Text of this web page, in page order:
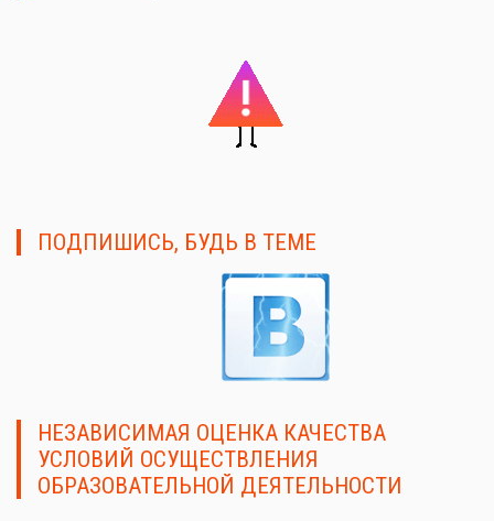
ПОДПИШИСЬ, БУДЬ В ТЕМЕ
НЕЗАВИСИМАЯ ОЦЕНКА КАЧЕСТВА
УСЛОВИЙ ОСУЩЕСТВЛЕНИЯ
ОБРАЗОВАТЕЛЬНОЙ ДЕЯТЕЛЬНОСТИ